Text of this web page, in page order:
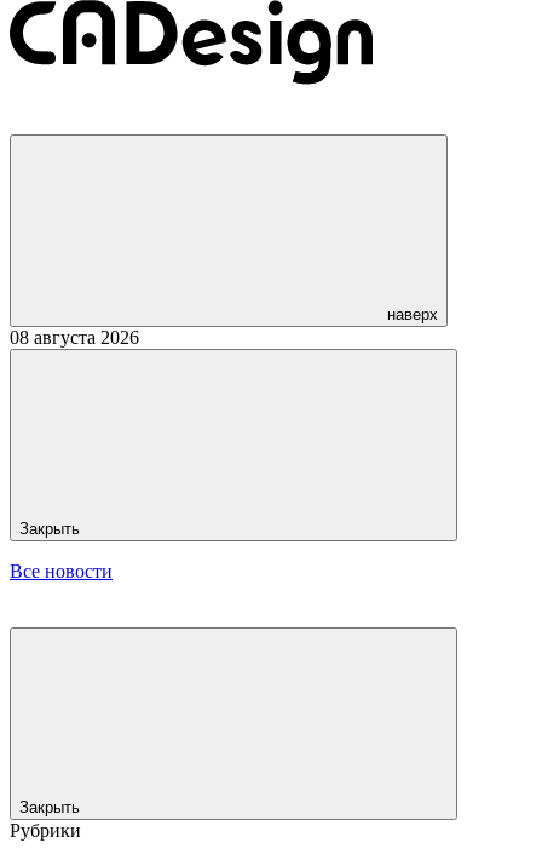
наверх
08 августа 2026
Закрыть
Все новости
Закрыть
Рубрики